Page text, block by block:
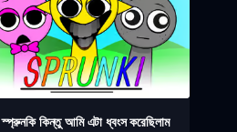
স্প্রুনকি কিন্তু আমি এটা ধ্বংস করেছিলাম